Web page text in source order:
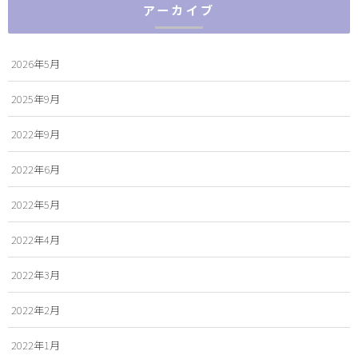
アーカイブ
2026年5月
2025年9月
2022年9月
2022年6月
2022年5月
2022年4月
2022年3月
2022年2月
2022年1月